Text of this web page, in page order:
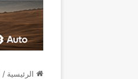
الرئيسية /